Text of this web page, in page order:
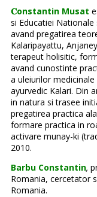
𝐂onstantin Musat
si Educatiei
avand pregatirea
Kalaripayattu,
terapeut holisitic,
avand cunostinte
a uleiurilor
ayurvedic Kalari. Din
in natura si trasee
pregatirea practica
formare practica in
activare munay-ki
2010.
Barbu Constantin,
Romania, cercetator
Romania.